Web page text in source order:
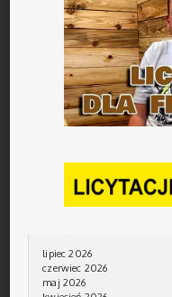
lipiec 2026
czerwiec 2026
maj 2026